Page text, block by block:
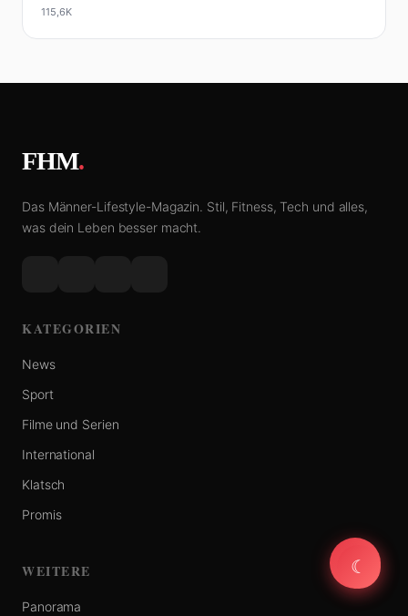
115,6K
FHM.
Das Männer-Lifestyle-Magazin. Stil, Fitness, Tech und alles,
was dein Leben besser macht.
KATEGORIEN
News
Sport
Filme und Serien
International
Klatsch
Promis
WEITERE
Panorama
☾
☾